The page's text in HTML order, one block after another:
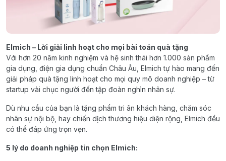
Elmich – Lời giải linh hoạt cho mọi bài toán quà tặng
Với hơn 20 năm kinh nghiệm và hệ sinh thái hơn 1.000 sản phẩm
gia dụng, điện gia dụng chuẩn Châu Âu, Elmich tự hào mang đến
giải pháp quà tặng linh hoạt cho mọi quy mô doanh nghiệp – từ
startup vài chục người đến tập đoàn nghìn nhân sự.
Dù nhu cầu của bạn là tặng phẩm tri ân khách hàng, chăm sóc
nhân sự nội bộ, hay chiến dịch thương hiệu diện rộng, Elmich đều
có thể đáp ứng trọn vẹn.
5 lý do doanh nghiệp tin chọn Elmich: